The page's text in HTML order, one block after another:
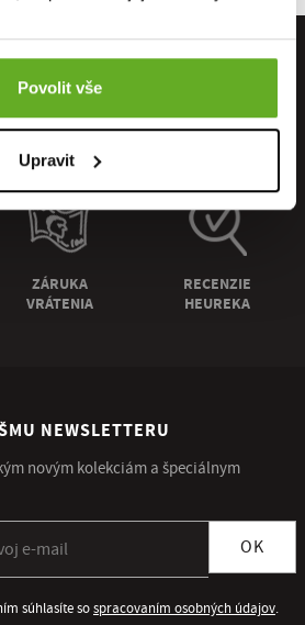
Povolit vše
Upravit
ODBER
ZÁRUKA
VRÁTENIA
RECENZIE
HEUREKA
NEWSLETTERU
novým kolekciám a špeciálnym
OK
súhlasíte sospracovaním osobných údajov.